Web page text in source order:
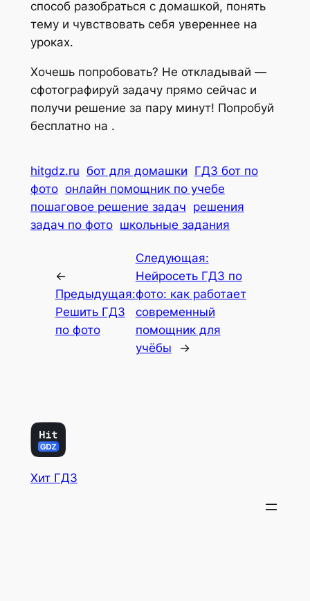
способ разобраться с домашкой, понять
тему и чувствовать себя увереннее на
уроках.
Хочешь попробовать? Не откладывай —
сфотографируй задачу прямо сейчас и
получи решение за пару минут! Попробуй
бесплатно на .
hitgdz.ru бот для домашки ГДЗ бот по
фото онлайн помощник по учебе
пошаговое решение задач решения
задач по фото школьные задания
←
Предыдущая:
Решить ГДЗ
по фото
Следующая:
Нейросеть ГДЗ по
фото: как работает
современный
помощник для
учёбы
→
Хит ГДЗ